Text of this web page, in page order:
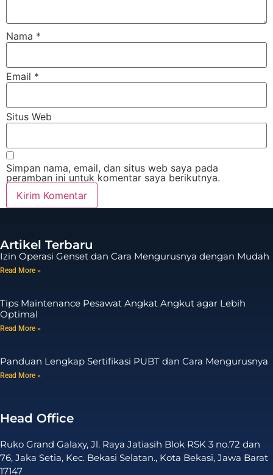
Nama *
Email *
Situs Web
Simpan nama, email, dan situs web saya pada
peramban ini untuk komentar saya berikutnya.
Artikel Terbaru
Izin Operasi Genset dan Cara Mengurusnya dengan Mudah
Read More »
Tips Maintenance Pesawat Angkat Angkut agar Lebih
Optimal
Read More »
Panduan Lengkap Sertifikasi PUBT dan Cara Mengurusnya
Read More »
Head Office
Ruko Grand Galaxy, Jl. Raya Jatiasih Blok RSK 3 no.72 dan
76, Jaka Setia, Kec. Bekasi Selatan., Kota Bekasi, Jawa Barat
17147